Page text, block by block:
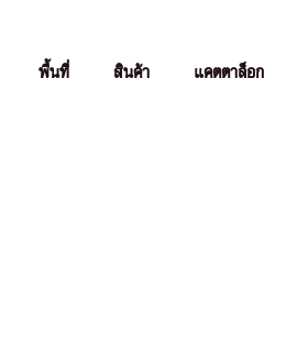
พื้นที่ สินค้า แคตตาล็อก